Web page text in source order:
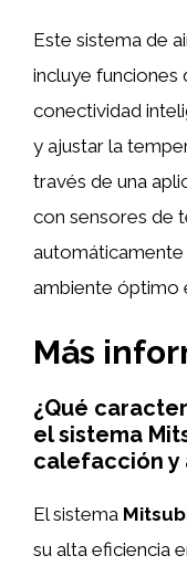
Este sistema de
incluye
conectividad
y ajustar la
través de una
con sensores de
automáticamente
ambiente óptimo
Más
¿Qué
el sistema
calefacción y
El sistema
su alta eficiencia